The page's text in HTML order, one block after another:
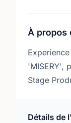
À propos
'MISERY',
Stage
Détails de